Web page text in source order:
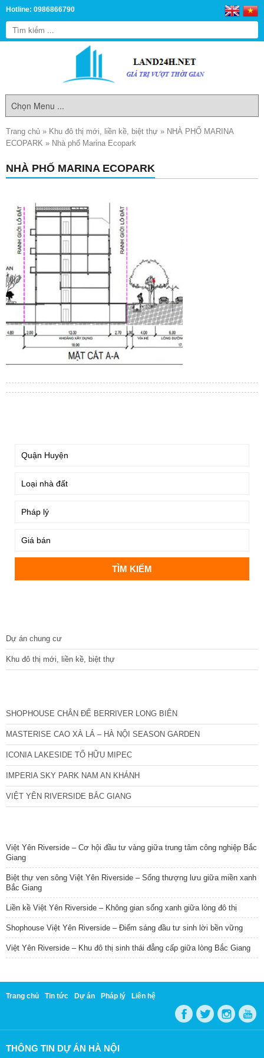
Hotline: 0986866790
Trang chủ » Khu đô thị mới, liền kề, biệt thự » NHÀ PHỐ MARINA
ECOPARK » Nhà phố Marina Ecopark
NHÀ PHỐ MARINA ECOPARK
Dự án chung cư
Khu đô thị mới, liền kề, biệt thự
SHOPHOUSE CHÂN ĐẾ BERRIVER LONG BIÊN
MASTERISE CAO XÀ LÁ – HÀ NỘI SEASON GARDEN
ICONIA LAKESIDE TỐ HỮU MIPEC
IMPERIA SKY PARK NAM AN KHÁNH
VIỆT YÊN RIVERSIDE BẮC GIANG
Việt Yên Riverside – Cơ hội đầu tư vàng giữa trung tâm công nghiệp Bắc
Giang
Biệt thự ven sông Việt Yên Riverside – Sống thượng lưu giữa miền xanh
Bắc Giang
Liền kề Việt Yên Riverside – Không gian sống xanh giữa lòng đô thị
Shophouse Việt Yên Riverside – Điểm sáng đầu tư sinh lời bền vững
Việt Yên Riverside – Khu đô thị sinh thái đẳng cấp giữa lòng Bắc Giang
Trang chủ Tin tức Dự án Pháp lý Liên hệ
THÔNG TIN DỰ ÁN HÀ NỘI